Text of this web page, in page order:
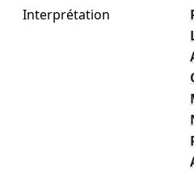
Interprétation